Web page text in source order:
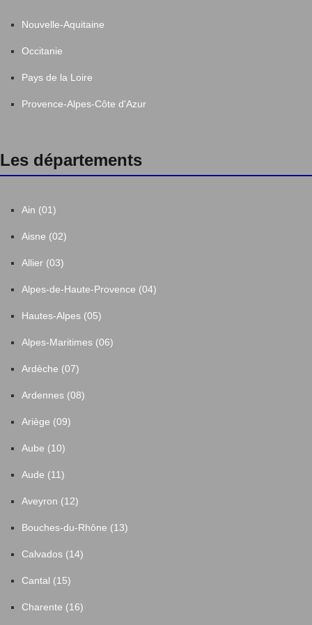
Nouvelle-Aquitaine
Occitanie
Pays de la Loire
Provence-Alpes-Côte d'Azur
Les départements
Ain (01)
Aisne (02)
Allier (03)
Alpes-de-Haute-Provence (04)
Hautes-Alpes (05)
Alpes-Maritimes (06)
Ardèche (07)
Ardennes (08)
Ariège (09)
Aube (10)
Aude (11)
Aveyron (12)
Bouches-du-Rhône (13)
Calvados (14)
Cantal (15)
Charente (16)